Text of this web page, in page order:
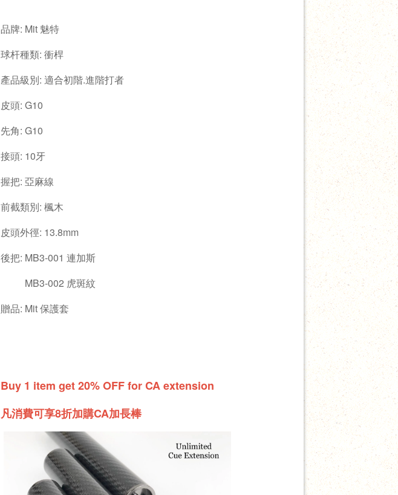
品牌: Mit 魅特
球杆種類: 衝桿
產品級別: 適合初階.進階打者
皮頭: G10
先角: G10
接頭: 10牙
握把: 亞麻線
前截類別: 楓木
皮頭外徑: 13.8mm
後把: MB3-001 連加斯
MB3-002 虎斑紋
贈品: Mit 保護套
Buy 1 item get 20% OFF for CA extension
凡消費可享8折加購CA加長棒